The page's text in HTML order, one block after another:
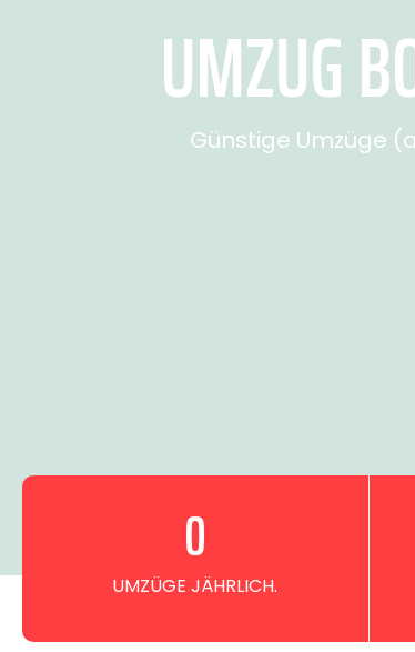
UMZUG
Günstige Umzüge
UMZÜGE JÄHRLICH.
0